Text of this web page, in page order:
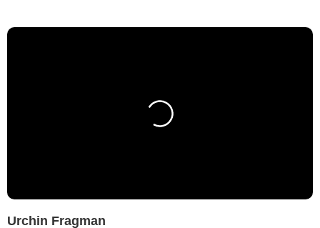
Urchin Fragman